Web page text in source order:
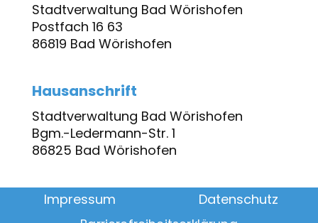
Stadtverwaltung Bad Wörishofen
Postfach 16 63
86819 Bad Wörishofen
Hausanschrift
Stadtverwaltung Bad Wörishofen
Bgm.-Ledermann-Str. 1
86825 Bad Wörishofen
Impressum Datenschutz